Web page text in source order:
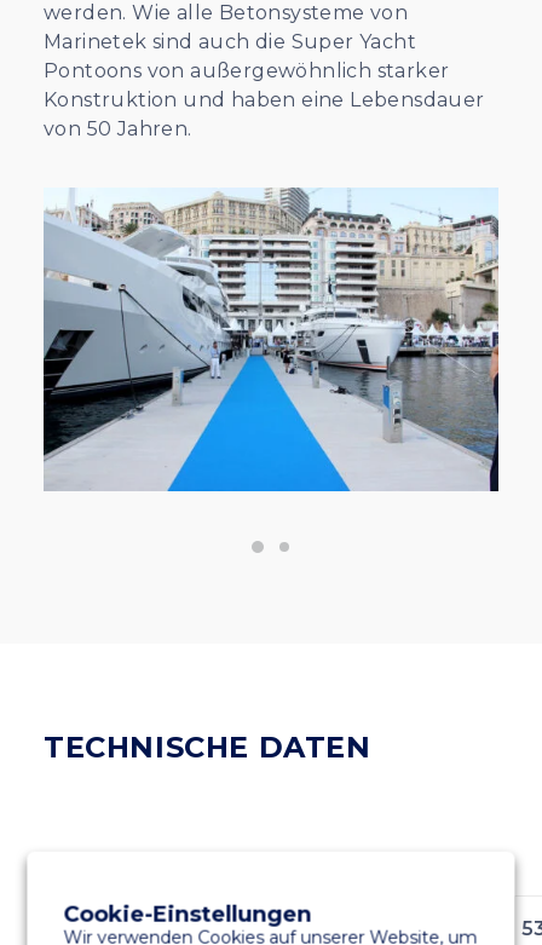
werden. Wie alle Betonsysteme von
Marinetek sind auch die Super Yacht
Pontoons von außergewöhnlich starker
Konstruktion und haben eine Lebensdauer
von 50 Jahren.
TECHNISCHE DATEN
SUPER
3800SY 4300SY 4800SY
Cookie-Einstellungen
Wir verwenden Cookies auf unserer Website, um